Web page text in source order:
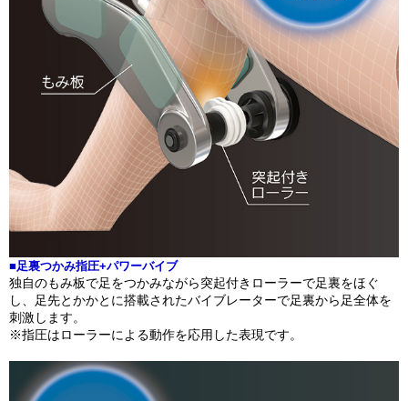
■足裏つかみ指圧+パワーバイブ
独自のもみ板で足をつかみながら突起付きローラーで足裏をほぐ
し、足先とかかとに搭載されたバイブレーターで足裏から足全体を
刺激します。
※指圧はローラーによる動作を応用した表現です。